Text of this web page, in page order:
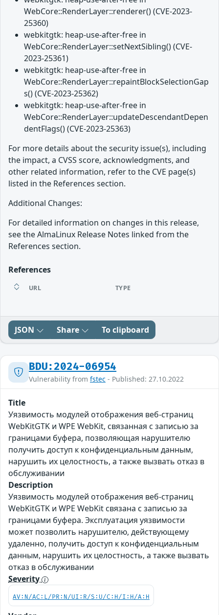
WebCore::RenderLayer::renderer() (CVE-2023-
25360)
webkitgtk: heap-use-after-free in
WebCore::RenderLayer::setNextSibling() (CVE-
2023-25361)
webkitgtk: heap-use-after-free in
WebCore::RenderLayer::repaintBlockSelectionGap
s() (CVE-2023-25362)
webkitgtk: heap-use-after-free in
WebCore::RenderLayer::updateDescendantDepen
dentFlags() (CVE-2023-25363)
For more details about the security issue(s), including
the impact, a CVSS score, acknowledgments, and
other related information, refer to the CVE page(s)
listed in the References section.
Additional Changes:
For detailed information on changes in this release,
see the AlmaLinux Release Notes linked from the
References section.
References
URL TYPE
JSON Share To clipboard
BDU:2024-06954
Vulnerability from fstec - Published: 27.10.2022
Title
Уязвимость модулей отображения веб-страниц
WebKitGTK и WPE WebKit, связанная с записью за
границами буфера, позволяющая нарушителю
получить доступ к конфиденциальным данным,
нарушить их целостность, а также вызвать отказ в
обслуживании
Description
Уязвимость модулей отображения веб-страниц
WebKitGTK и WPE WebKit связана с записью за
границами буфера. Эксплуатация уязвимости
может позволить нарушителю, действующему
удаленно, получить доступ к конфиденциальным
данным, нарушить их целостность, а также вызвать
отказ в обслуживании
Severity
AV:N/AC:L/PR:N/UI:R/S:U/C:H/I:H/A:H